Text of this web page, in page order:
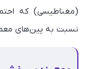
(مغناطیسی) که
نسبت به پین‌های